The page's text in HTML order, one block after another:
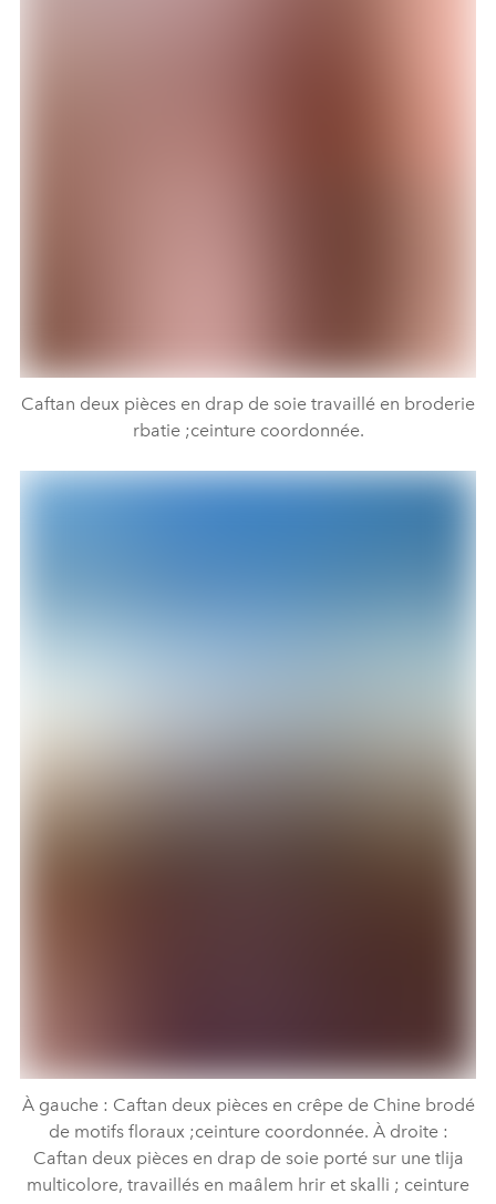
Caftan deux pièces en drap de soie travaillé en broderie
rbatie ;ceinture coordonnée.
À gauche : Caftan deux pièces en crêpe de Chine brodé
de motifs floraux ;ceinture coordonnée. À droite :
Caftan deux pièces en drap de soie porté sur une tlija
multicolore, travaillés en maâlem hrir et skalli ; ceinture